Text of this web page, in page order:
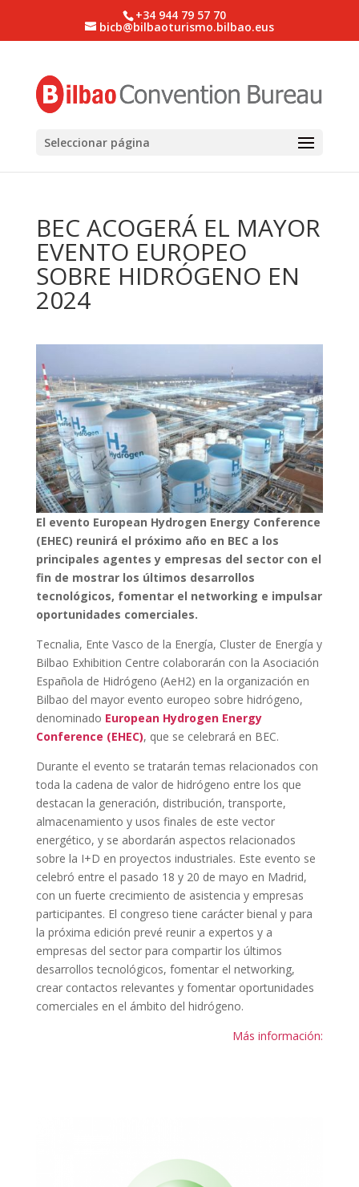
+34 944 79 57 70
bicb@bilbaoturismo.bilbao.eus
Seleccionar página
BEC ACOGERÁ EL MAYOR
EVENTO EUROPEO
SOBRE HIDRÓGENO EN
2024
El evento European Hydrogen Energy Conference
(EHEC) reunirá el próximo año en BEC a los
principales agentes y empresas del sector con el
fin de mostrar los últimos desarrollos
tecnológicos, fomentar el networking e impulsar
oportunidades comerciales.
Tecnalia, Ente Vasco de la Energía, Cluster de Energía y
Bilbao Exhibition Centre colaborarán con la Asociación
Española de Hidrógeno (AeH2) en la organización en
Bilbao del mayor evento europeo sobre hidrógeno,
denominado European Hydrogen Energy
Conference (EHEC), que se celebrará en BEC.
Durante el evento se tratarán temas relacionados con
toda la cadena de valor de hidrógeno entre los que
destacan la generación, distribución, transporte,
almacenamiento y usos finales de este vector
energético, y se abordarán aspectos relacionados
sobre la I+D en proyectos industriales. Este evento se
celebró entre el pasado 18 y 20 de mayo en Madrid,
con un fuerte crecimiento de asistencia y empresas
participantes. El congreso tiene carácter bienal y para
la próxima edición prevé reunir a expertos y a
empresas del sector para compartir los últimos
desarrollos tecnológicos, fomentar el networking,
crear contactos relevantes y fomentar oportunidades
comerciales en el ámbito del hidrógeno.
Más información: